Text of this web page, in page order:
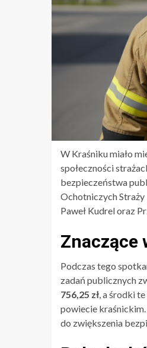
W Kraśniku miało
społeczności
bezpieczeństwa
Ochotniczych
Paweł Kudrel oraz
Znaczące
Podczas tego
zadań publicznych
756,25 zł, a środki
powiecie
do zwiększenia